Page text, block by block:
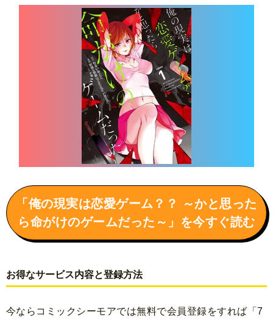
「俺の現実は恋愛ゲーム？？ ～かと思った
ら命がけのゲームだった～」を今すぐ読む
お得なサービス内容と登録方法
今ならコミックシーモアでは無料で会員登録をすれば「7